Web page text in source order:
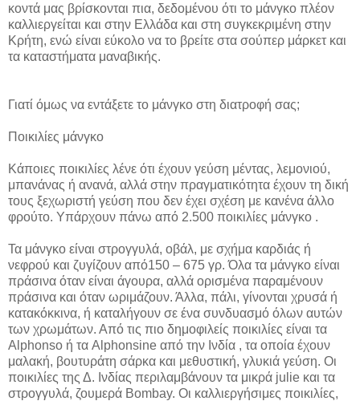
κοντά μας βρίσκονται πια, δεδομένου ότι το μάνγκο πλέον
καλλιεργείται και στην Ελλάδα και στη συγκεκριμένη στην
Κρήτη, ενώ είναι εύκολο να το βρείτε στα σούπερ μάρκετ και
τα καταστήματα μαναβικής.
Γιατί όμως να εντάξετε το μάνγκο στη διατροφή σας;
Ποικιλίες μάνγκο
Κάποιες ποικιλίες λένε ότι έχουν γεύση μέντας, λεμονιού,
μπανάνας ή ανανά, αλλά στην πραγματικότητα έχουν τη δική
τους ξεχωριστή γεύση που δεν έχει σχέση με κανένα άλλο
φρούτο. Υπάρχουν πάνω από 2.500 ποικιλίες μάνγκο .
Τα μάνγκο είναι στρογγυλά, οβάλ, με σχήμα καρδιάς ή
νεφρού και ζυγίζουν από150 – 675 γρ. Όλα τα μάνγκο είναι
πράσινα όταν είναι άγουρα, αλλά ορισμένα παραμένουν
πράσινα και όταν ωριμάζουν. Άλλα, πάλι, γίνονται χρυσά ή
κατακόκκινα, ή καταλήγουν σε ένα συνδυασμό όλων αυτών
των χρωμάτων. Από τις πιο δημοφιλείς ποικιλίες είναι τα
Alphonso ή τα Alphonsine από την Ινδία , τα οποία έχουν
μαλακή, βουτυράτη σάρκα και μεθυστική, γλυκιά γεύση. Οι
ποικιλίες της Δ. Ινδίας περιλαμβάνουν τα μικρά julie και τα
στρογγυλά, ζουμερά Bombay. Οι καλλιεργήσιμες ποικιλίες,